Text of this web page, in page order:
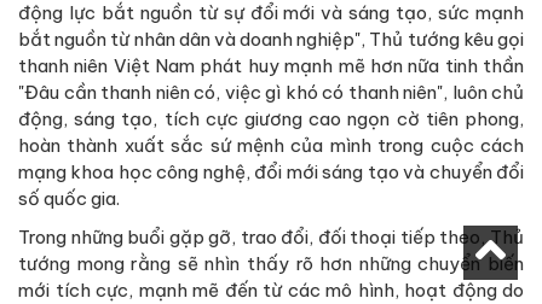
động lực bắt nguồn từ sự đổi mới và sáng tạo, sức mạnh
bắt nguồn từ nhân dân và doanh nghiệp", Thủ tướng kêu gọi
thanh niên Việt Nam phát huy mạnh mẽ hơn nữa tinh thần
"Đâu cần thanh niên có, việc gì khó có thanh niên", luôn chủ
động, sáng tạo, tích cực giương cao ngọn cờ tiên phong,
hoàn thành xuất sắc sứ mệnh của mình trong cuộc cách
mạng khoa học công nghệ, đổi mới sáng tạo và chuyển đổi
số quốc gia.
Trong những buổi gặp gỡ, trao đổi, đối thoại tiếp theo, Thủ
tướng mong rằng sẽ nhìn thấy rõ hơn những chuyển biến
mới tích cực, mạnh mẽ đến từ các mô hình, hoạt động do